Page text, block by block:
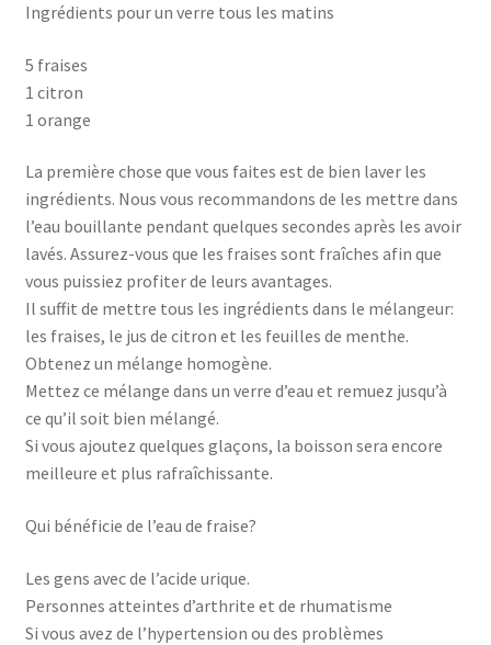
Ingrédients pour un verre tous les matins
5 fraises
1 citron
1 orange
La première chose que vous faites est de bien laver les
ingrédients. Nous vous recommandons de les mettre dans
l’eau bouillante pendant quelques secondes après les avoir
lavés. Assurez-vous que les fraises sont fraîches afin que
vous puissiez profiter de leurs avantages.
Il suffit de mettre tous les ingrédients dans le mélangeur:
les fraises, le jus de citron et les feuilles de menthe.
Obtenez un mélange homogène.
Mettez ce mélange dans un verre d’eau et remuez jusqu’à
ce qu’il soit bien mélangé.
Si vous ajoutez quelques glaçons, la boisson sera encore
meilleure et plus rafraîchissante.
Qui bénéficie de l’eau de fraise?
Les gens avec de l’acide urique.
Personnes atteintes d’arthrite et de rhumatisme
Si vous avez de l’hypertension ou des problèmes